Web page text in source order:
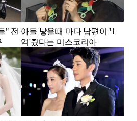
" 전 아들 낳을때 마다 남편이 '1
억'줬다는 미스코리아